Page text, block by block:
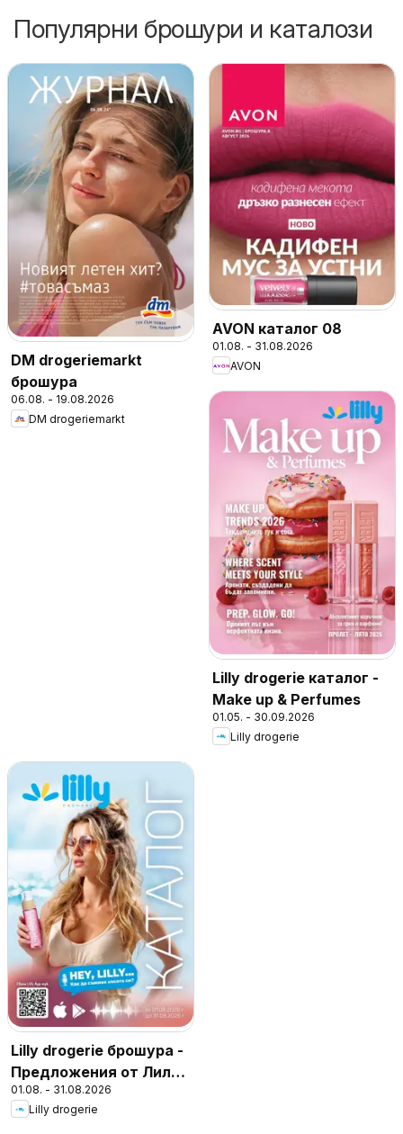
Популярни брошури и каталози
DM drogeriemarkt
брошура
06.08. - 19.08.2026
DM drogeriemarkt
AVON каталог 08
01.08. - 31.08.2026
AVON
Lilly drogerie каталог -
Make up & Perfumes
01.05. - 30.09.2026
Lilly drogerie
Lilly drogerie брошура -
Предложения от Лили
Дрогерие
01.08. - 31.08.2026
Lilly drogerie